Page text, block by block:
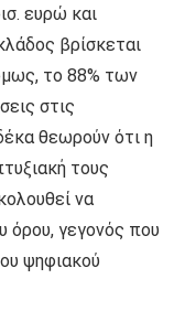
ευρώ και
βρίσκεται
το 88% των
στις
θεωρούν ότι η
τους
να
όρου, γεγονός που
ψηφιακού